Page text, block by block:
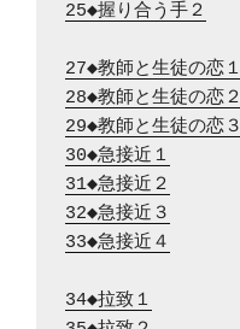
25◆握り合う手２
27◆教師と生徒の恋１
28◆教師と生徒の恋２
29◆教師と生徒の恋３
30◆急接近１
31◆急接近２
32◆急接近３
33◆急接近４
34◆拉致１